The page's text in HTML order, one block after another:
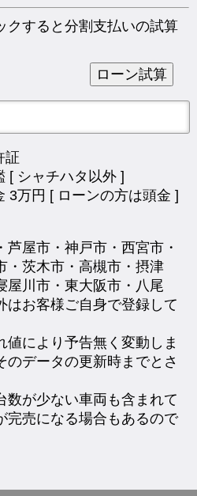
クすると分割支払いの試算
証
[ シャチハタ以外 ]
3万円 [ ローンの方は頭金 ]
屋市・神戸市・西宮市・
・茨木市・高槻市・摂津
屋川市・東大阪市・八尾
はお客様ご自身で登録して
値により予告無く変動しま
のデータの更新時までとさ
数が少ない車両も含まれて
完売になる場合もあるので